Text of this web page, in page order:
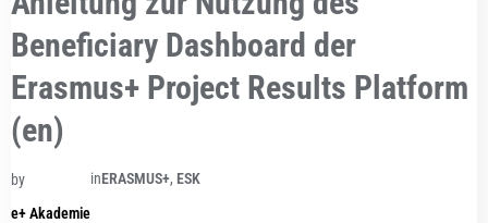
Beneficiary Dashboard der
Erasmus+ Project Results Platform
(en)
by
e+ Akademie
inERASMUS+, ESK